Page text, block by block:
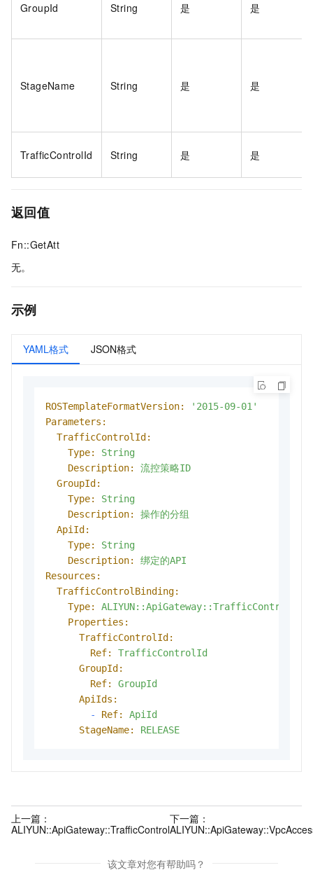
GroupId String 是 是
StageName String 是 是
TrafficControlId String 是 是
返回值
Fn::GetAtt
无。
示例
YAML格式 JSON格式
ROSTemplateFormatVersion:
'2015-09-01'
Parameters:
TrafficControlId:
Type:
String
Description:
流控策略ID
GroupId:
Type:
String
Description:
操作的分组
ApiId:
Type:
String
Description:
绑定的API
Resources:
TrafficControlBinding:
Type:
Properties:
TrafficControlId:
Ref:
TrafficControlId
GroupId:
Ref:
GroupId
ApiIds:
-
Ref:
ApiId
StageName:
RELEASE
上一篇：
ALIYUN::ApiGateway::TrafficControl
下一篇：
该文章对您有帮助吗？